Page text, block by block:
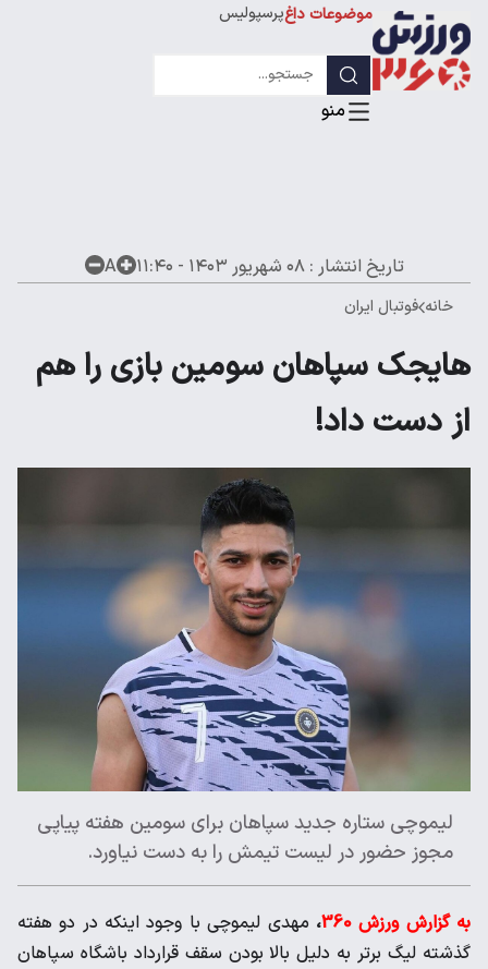
موضوعات داغپرسپولیس
لیگ قهرمانان
تاریخ انتشار :۰۸ شهریور ۱۴۰۳ - ۱۱:۴۰ A
خانه فوتبال ایران
هایجک سپاهان سومین بازی را هم
از دست داد!
لیموچی ستاره جدید سپاهان برای سومین هفته پیاپی
مجوز حضور در لیست تیمش را به دست نیاورد.
به گزارش ورزش 360 ، مهدی لیموچی با وجود اینکه در دو هفته
گذشته لیگ برتر به دلیل بالا بودن سقف قرارداد باشگاه سپاهان